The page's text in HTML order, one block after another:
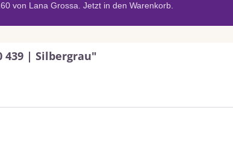
von Lana Grossa. Jetzt in den Warenkorb.
439 | Silbergrau"